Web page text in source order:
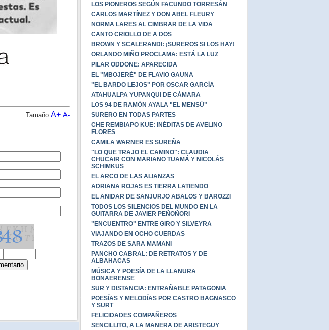
Tamaño A+ A-
LOS PIONEROS SEGÚN FACUNDO TORRESÁN
CARLOS MARTÍNEZ Y DON ABEL FLEURY
NORMA LARES AL CIMBRAR DE LA VIDA
CANTO CRIOLLO DE A DOS
BROWN Y SCALERANDI: ¡SUREROS SI LOS HAY!
ORLANDO MIÑO PROCLAMA: ESTÁ LA LUZ
PILAR ODDONE: APARECIDA
EL "MBOJERÉ" DE FLAVIO GAUNA
"EL BARDO LEJOS" POR OSCAR GARCÍA
ATAHUALPA YUPANQUI DE CÁMARA
LOS 94 DE RAMÓN AYALA "EL MENSÚ"
SURERO EN TODAS PARTES
CHE REMBIAPO KUE: INÉDITAS DE AVELINO
FLORES
CAMILA WARNER ES SUREÑA
"LO QUE TRAJO EL CAMINO": CLAUDIA
CHUCAIR CON MARIANO TUAMÁ Y NICOLÁS
SCHIMKUS
EL ARCO DE LAS ALIANZAS
ADRIANA ROJAS ES TIERRA LATIENDO
EL ANIDAR DE SANJURJO ABALOS Y BAROZZI
TODOS LOS SILENCIOS DEL MUNDO EN LA
GUITARRA DE JAVIER PEÑOÑORI
"ENCUENTRO" ENTRE GIRO Y SILVEYRA
VIAJANDO EN OCHO CUERDAS
TRAZOS DE SARA MAMANI
PANCHO CABRAL: DE RETRATOS Y DE
ALBAHACAS
MÚSICA Y POESÍA DE LA LLANURA
BONAERENSE
SUR Y DISTANCIA: ENTRAÑABLE PATAGONIA
POESÍAS Y MELODÍAS POR CASTRO BAGNASCO
Y SURT
FELICIDADES COMPAÑEROS
SENCILLITO, A LA MANERA DE ARISTEGUY